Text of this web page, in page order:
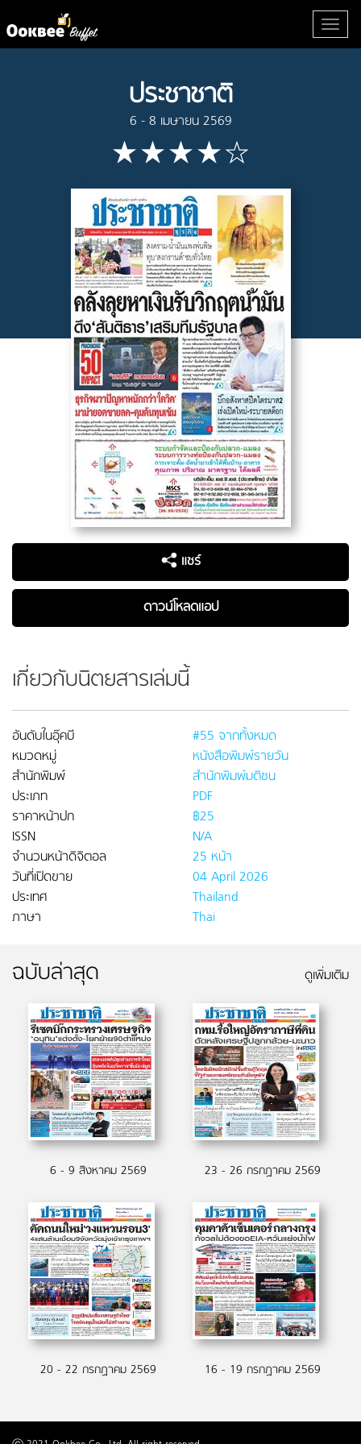
ประชาชาติ
6 - 8 เมษายน 2569
แชร์
ดาวน์โหลดแอป
เกี่ยวกับนิตยสารเล่มนี้
อันดับในอุ๊คบี
#55 จากทั้งหมด
หมวดหมู่
หนังสือพิมพ์รายวัน
สำนักพิมพ์
สำนักพิมพ์มติชน
ประเภท
PDF
ราคาหน้าปก
฿25
ISSN
N/A
จำนวนหน้าดิจิตอล
25 หน้า
วันที่เปิดขาย
04 April 2026
ประเทศ
Thailand
ภาษา
Thai
ฉบับล่าสุด ดูเพิ่มเติม
6 - 9 สิงหาคม 2569 23 - 26 กรกฏาคม 2569
20 - 22 กรกฏาคม 2569 16 - 19 กรกฏาคม 2569